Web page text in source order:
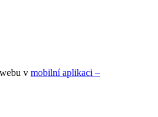
v mobilní aplikaci –